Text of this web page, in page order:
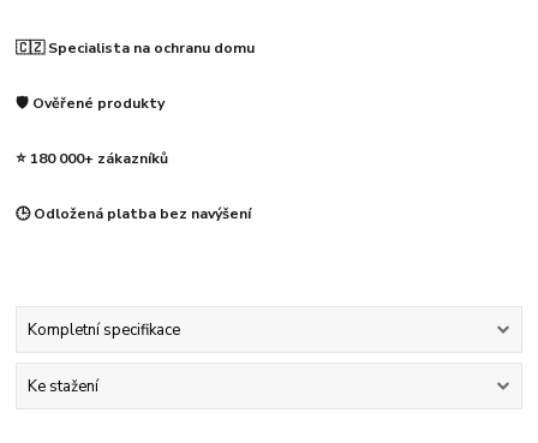
🇨🇿 Specialista na ochranu domu
🛡️ Ověřené produkty
⭐ 180 000+ zákazníků
🕒 Odložená platba bez navýšení
Kompletní specifikace
Ke stažení